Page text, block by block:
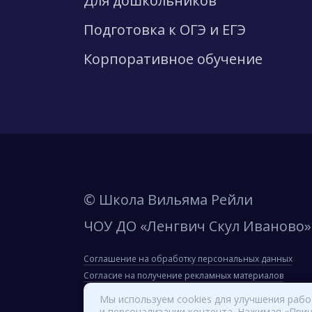
Подготовка к ОГЭ и ЕГЭ
Корпоративное обучение
© Школа Вильяма Рейли
ЧОУ ДО «Ленгвич Скул Иваново»
Соглашение на обработку персональных данных
Согласие на получение рекламных материалов
Сведения об образовательной организации
Мы используем cookies для улучшения